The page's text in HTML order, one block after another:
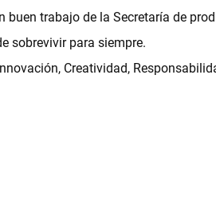
buen trabajo de la Secretaría de
sobrevivir para siempre.
Creatividad,